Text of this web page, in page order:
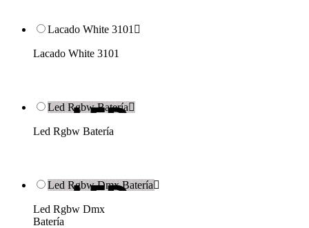
Lacado White 3101 
Lacado White 3101
Led Rgbw Batería
Led Rgbw Batería
Led Rgbw Dmx Batería
Led Rgbw Dmx
Batería